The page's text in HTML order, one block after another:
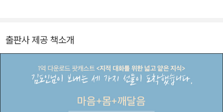
...자기 삶을 이해받기 위해서 자신을 버리지 마세요.(pp.188-189)
출판사 제공 책소개